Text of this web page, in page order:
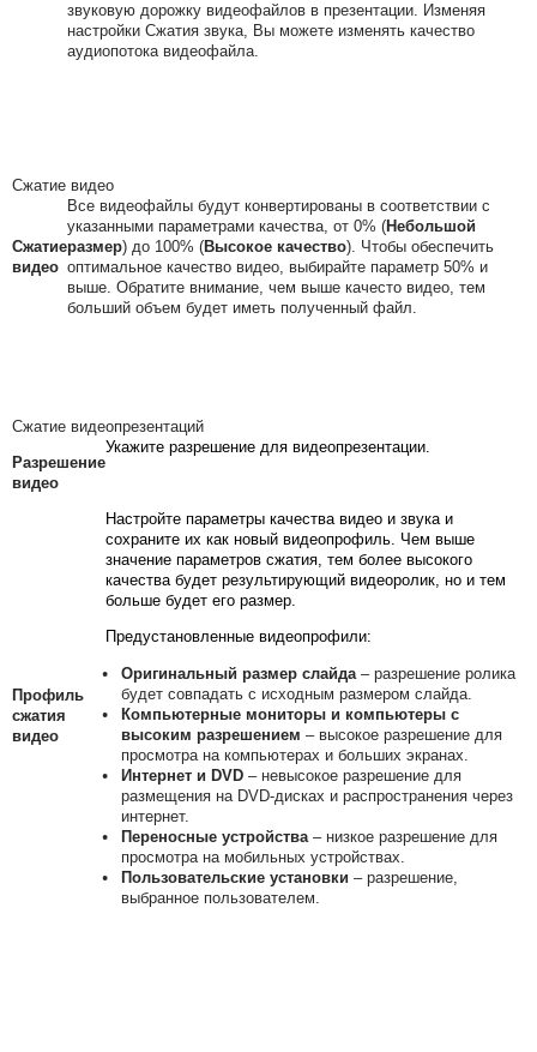
звуковую дорожку видеофайлов в презентации. Изменяя
настройки Сжатия звука, Вы можете изменять качество
аудиопотока видеофайла.
Сжатие видео
Сжатие
видео
Все видеофайлы будут конвертированы в соответствии с
указанными параметрами качества, от 0% (Небольшой
размер) до 100% (Высокое качество). Чтобы обеспечить
оптимальное качество видео, выбирайте параметр 50% и
выше. Обратите внимание, чем выше качесто видео, тем
больший объем будет иметь полученный файл.
Сжатие видеопрезентаций
Разрешение
видео
Укажите разрешение для видеопрезентации.
Профиль
сжатия
видео
Настройте параметры качества видео и звука и
сохраните их как новый видеопрофиль. Чем выше
значение параметров сжатия, тем более высокого
качества будет результирующий видеоролик, но и тем
больше будет его размер.
Предустановленные видеопрофили:
Оригинальный размер слайда– разрешение ролика
будет совпадать с исходным размером слайда.
Компьютерные мониторы и компьютеры с
высоким разрешением – высокое разрешение для
просмотра на компьютерах и больших экранах.
Интернет и DVD– невысокое разрешение для
размещения на DVD-дисках и распространения через
интернет.
Переносные устройства– низкое разрешение для
просмотра на мобильных устройствах.
Пользовательские установки – разрешение,
выбранное пользователем.